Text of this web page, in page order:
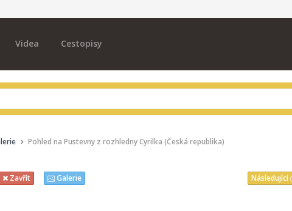
Videa Cestopisy
Pohled na Pustevny z rozhledny Cyrilka (Česká republika)
Následující
Zavřít Galerie